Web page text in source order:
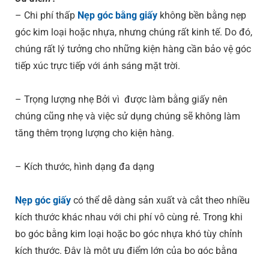
– Chi phí thấp Nẹp góc bằng giấy không bền bằng nẹp
góc kim loại hoặc nhựa, nhưng chúng rất kinh tế. Do đó,
chúng rất lý tưởng cho những kiện hàng cần bảo vệ góc
tiếp xúc trực tiếp với ánh sáng mặt trời.
– Trọng lượng nhẹ Bởi vì được làm bằng giấy nên
chúng cũng nhẹ và việc sử dụng chúng sẽ không làm
tăng thêm trọng lượng cho kiện hàng.
– Kích thước, hình dạng đa dạng
Nẹp góc giấy có thể dễ dàng sản xuất và cắt theo nhiều
kích thước khác nhau với chi phí vô cùng rẻ. Trong khi
bo góc bằng kim loại hoặc bo góc nhựa khó tùy chỉnh
kích thước. Đây là một ưu điểm lớn của bo góc bằng